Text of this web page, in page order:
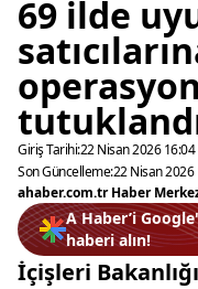
69 ilde
Giriş Tarihi:22 Nisan 2026 16:04
Son Güncelleme:22 Nisan 2026
ahaber.com.tr Haber
A Haber’i
haberi alın!
İçişleri